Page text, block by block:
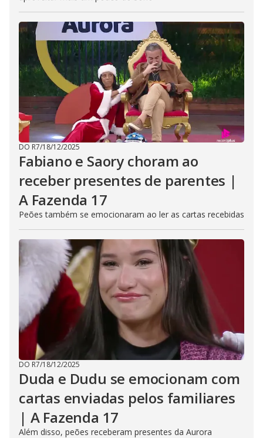
DO R7/18/12/2025
Fabiano e Saory choram ao
receber presentes de parentes |
A Fazenda 17
Peões também se emocionaram ao ler as cartas recebidas
DO R7/18/12/2025
Duda e Dudu se emocionam com
cartas enviadas pelos familiares
| A Fazenda 17
Além disso, peões receberam presentes da Aurora